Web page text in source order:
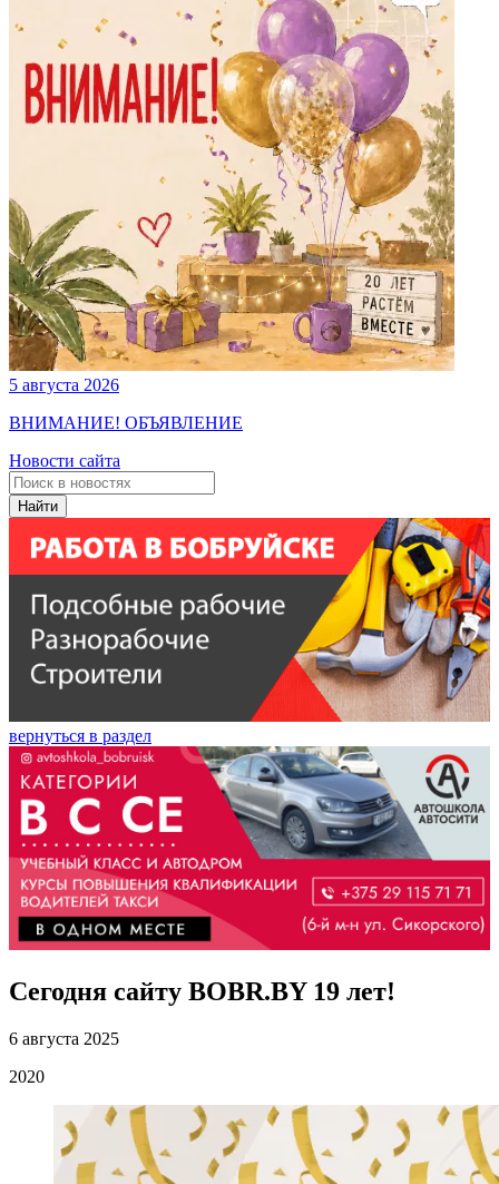
5 августа 2026
ВНИМАНИЕ! ОБЪЯВЛЕНИЕ
Новости сайта
Найти
вернуться в раздел
Сегодня сайту BOBR.BY 19 лет!
6 августа 2025
2020